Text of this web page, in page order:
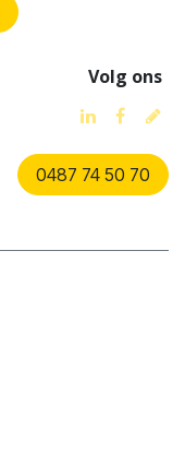
Volg ons
0487 74 50 70